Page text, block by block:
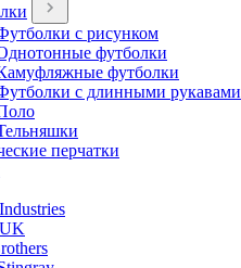
с рисунком
футболки
футболки
с длинными рукавами
перчатки